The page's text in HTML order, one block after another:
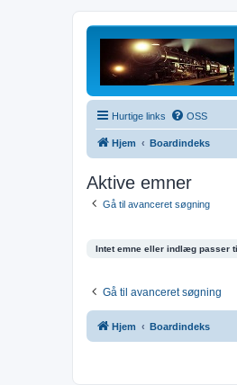
Hurtige links OSS
Hjem Boardindeks
Aktive emner
Gå til avanceret søgning
Intet emne eller indlæg passer
Gå til avanceret søgning
Hjem Boardindeks